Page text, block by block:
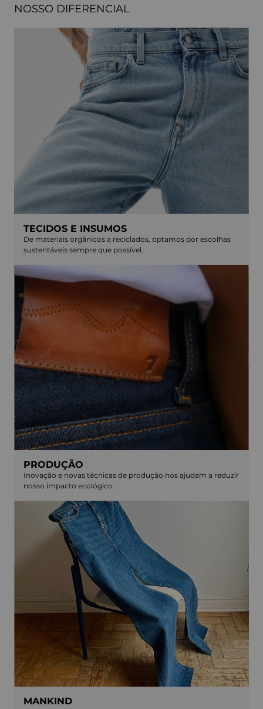
NOSSO DIFERENCIAL
TECIDOS E INSUMOS
De materiais orgânicos a reciclados, optamos por escolhas
sustentáveis sempre que possível.
PRODUÇÃO
Inovação e novas técnicas de produção nos ajudam a reduzir
nosso impacto ecológico.
MANKIND